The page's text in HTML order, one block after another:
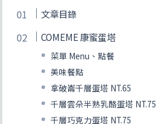
文章目錄
COMEME 康蜜蛋塔
菜單 Menu、點餐
美味餐點
拿破崙千層蛋塔 NT.65
千層雲朵半熟乳酪蛋塔 NT.75
千層巧克力蛋塔 NT.75